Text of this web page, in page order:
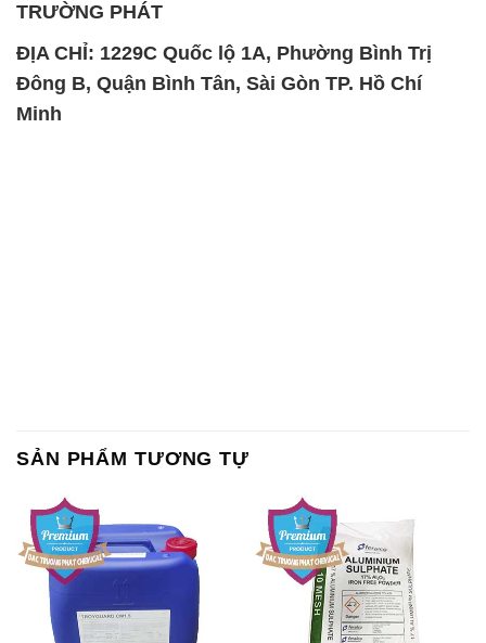
TRƯỜNG PHÁT
ĐỊA CHỈ: 1229C Quốc lộ 1A, Phường Bình Trị
Đông B, Quận Bình Tân, Sài Gòn TP. Hồ Chí
Minh
SẢN PHẨM TƯƠNG TỰ